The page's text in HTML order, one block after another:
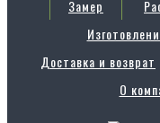
Замер
Доставка и возврат
О